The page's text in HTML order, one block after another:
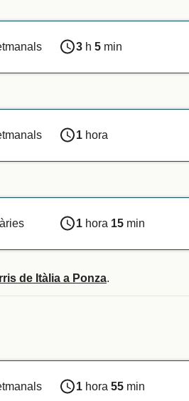
3 h 5 min
1 hora
1 hora 15 min
de Itàlia a Ponza.
1 hora 55 min